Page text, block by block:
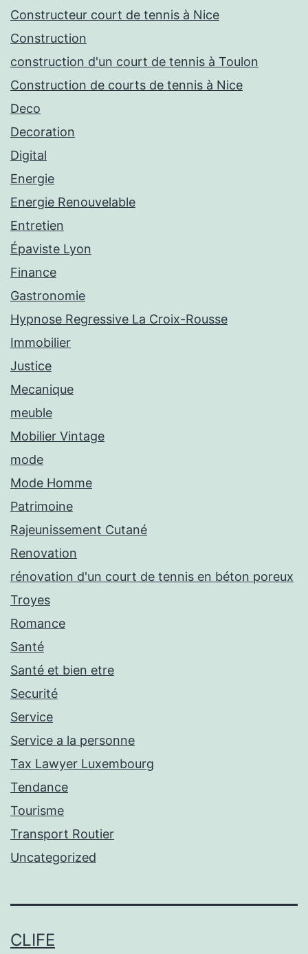
Constructeur court de tennis à Nice
Construction
construction d'un court de tennis à Toulon
Construction de courts de tennis à Nice
Deco
Decoration
Digital
Energie
Energie Renouvelable
Entretien
Épaviste Lyon
Finance
Gastronomie
Hypnose Regressive La Croix-Rousse
Immobilier
Justice
Mecanique
meuble
Mobilier Vintage
mode
Mode Homme
Patrimoine
Rajeunissement Cutané
Renovation
rénovation d'un court de tennis en béton poreux
Troyes
Romance
Santé
Santé et bien etre
Securité
Service
Service a la personne
Tax Lawyer Luxembourg
Tendance
Tourisme
Transport Routier
Uncategorized
CLIFE